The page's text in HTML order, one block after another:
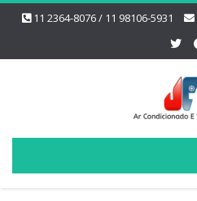
11 2364-8076 / 11 98106-5931